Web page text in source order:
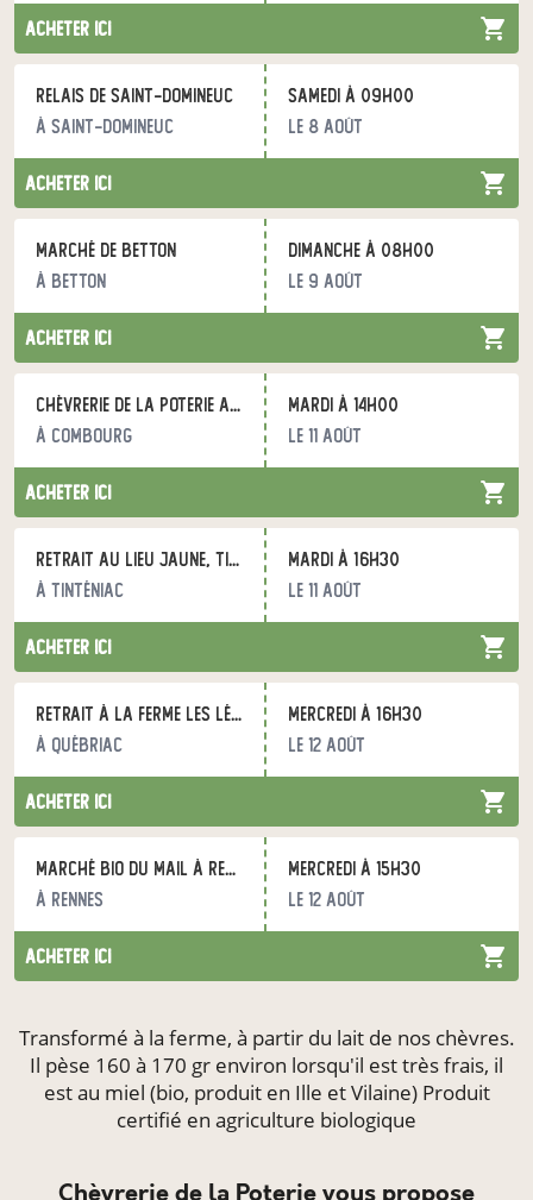
acheter ici
Relais de Saint-Domineuc
à Saint-Domineuc
samedi à 09h00
le 8 août
acheter ici
Marché de Betton
à Betton
dimanche à 08h00
le 9 août
acheter ici
Chèvrerie de la Poterie au CPSA
à Combourg
mardi à 14h00
le 11 août
acheter ici
Retrait au Lieu Jaune, Tinténiac
à Tinténiac
mardi à 16h30
le 11 août
acheter ici
Retrait à la ferme Les Légumes du Grand Bois
à Québriac
mercredi à 16h30
le 12 août
acheter ici
Marché bio du Mail à Rennes
à Rennes
mercredi à 15h30
le 12 août
acheter ici
Transformé à la ferme, à partir du lait de nos chèvres.
Il pèse 160 à 170 gr environ lorsqu'il est très frais, il
est au miel (bio, produit en Ille et Vilaine) Produit
certifié en agriculture biologique